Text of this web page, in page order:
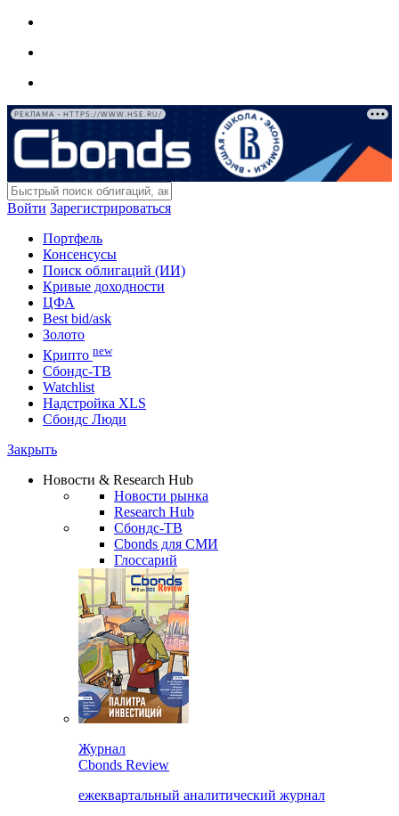
РЕКЛАМА • HTTPS://WWW.HSE.RU/
Войти Зарегистрироваться
Портфель
Консенсусы
Поиск облигаций (ИИ)
Кривые доходности
ЦФА
Best bid/ask
Золото
Крипто new
Сбондс-ТВ
Watchlist
Надстройка XLS
Сбондс Люди
Закрыть
Новости & Research Hub
Новости рынка
Research Hub
Сбондс-ТВ
Cbonds для СМИ
Глоссарий
Журнал
Cbonds Review
ежеквартальный аналитический журнал